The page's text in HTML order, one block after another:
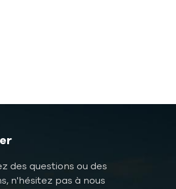
des questions ou des
n'hésitez pas à nous